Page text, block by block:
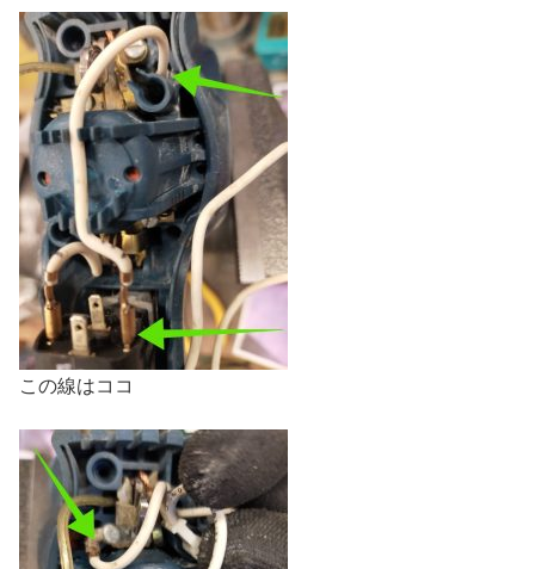
この線はココ